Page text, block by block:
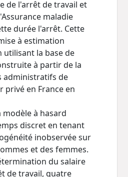
de l'arrêt de travail et
maladie
durée l'arrêt. Cette
à estimation
utilisant la base de
à partir de la
administratifs de
privé en France en
à hasard
discret en tenant
inobservée sur
et des femmes.
du salaire
de travail, quatre